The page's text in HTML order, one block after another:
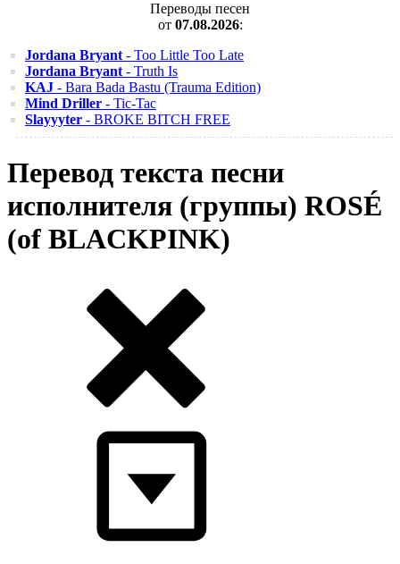
Переводы песен
от 07.08.2026:
Jordana Bryant - Too Little Too Late
Jordana Bryant - Truth Is
KAJ - Bara Bada Bastu (Trauma Edition)
Mind Driller - Tic-Tac
Slayyyter - BROKE BITCH FREE
Перевод текста песни
исполнителя (группы) ROSÉ
(of BLACKPINK)